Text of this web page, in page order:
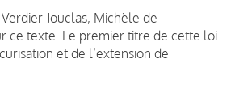
Jouclas, Michèle de
ce texte. Le premier titre de cette loi
et de l’extension de